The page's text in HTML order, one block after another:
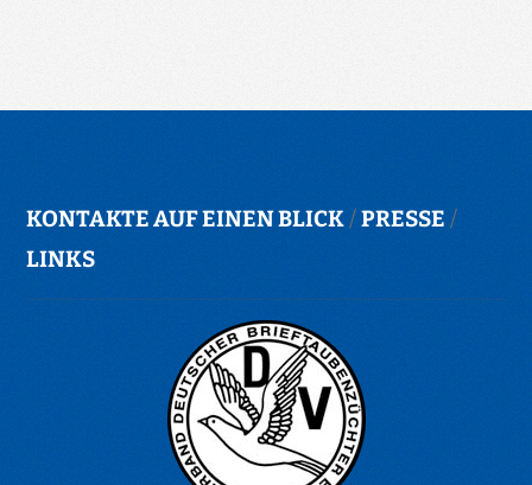
KONTAKTE AUF EINEN BLICK/PRESSE /
LINKS